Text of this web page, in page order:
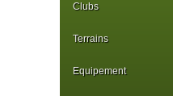
Clubs
Terrains
Equipement